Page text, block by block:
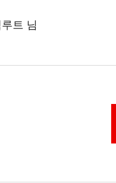
트 님